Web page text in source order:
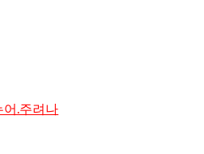
어.주려나